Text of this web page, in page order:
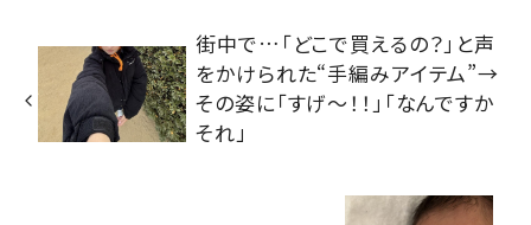
街中で…「どこで買えるの？」と声
をかけられた“手編みアイテム”→
その姿に「すげ〜！！」「なんですか
それ」